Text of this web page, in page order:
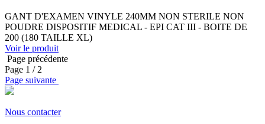
GANT D'EXAMEN VINYLE 240MM NON STERILE NON
POUDRE DISPOSITIF MEDICAL - EPI CAT III - BOITE DE
200 (180 TAILLE XL)
Voir le produit
Page précédente
Page 1 / 2
Page suivante
Nous contacter